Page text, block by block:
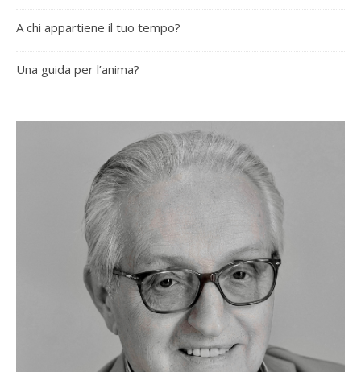
A chi appartiene il tuo tempo?
Una guida per l’anima?